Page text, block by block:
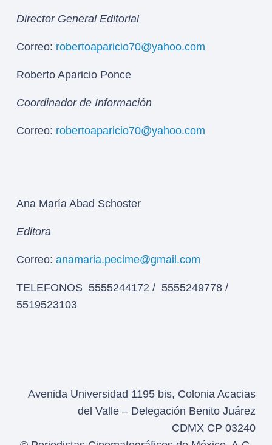
Director General Editorial
Correo: robertoaparicio70@yahoo.com
Roberto Aparicio Ponce
Coordinador de Información
Correo: robertoaparicio70@yahoo.com
Ana María Abad Schoster
Editora
Correo: anamaria.pecime@gmail.com
TELEFONOS 5555244172 / 5555249778 /
5519523103
Avenida Universidad 1195 bis, Colonia Acacias
del Valle – Delegación Benito Juárez
CDMX CP 03240